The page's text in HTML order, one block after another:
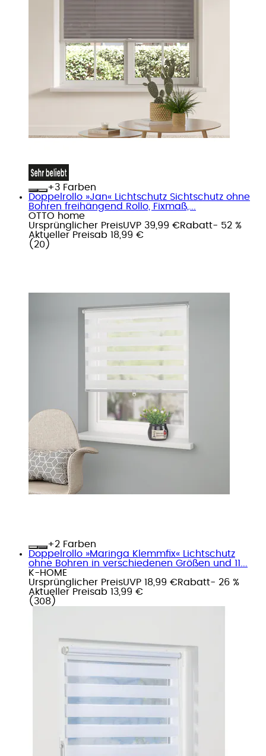
+
Farben
Doppelrollo »Jan« Lichtschutz Sichtschutz ohne
Bohren freihängend Rollo, Fixmaß,...
OTTO home
Ursprünglicher PreisUVP 39,99 €Rabatt- 52 %
Aktueller Preisab 18,99 €
( 20 )
+
Farben
Doppelrollo »Maringa Klemmfix« Lichtschutz
ohne Bohren in verschiedenen Größen und 11...
K-HOME
Ursprünglicher PreisUVP 18,99 €Rabatt- 26 %
Aktueller Preisab 13,99 €
( 308 )